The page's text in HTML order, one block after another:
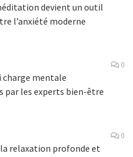
devient un outil
l’anxiété moderne
0
charge mentale
par les experts bien-être
0
relaxation profonde et